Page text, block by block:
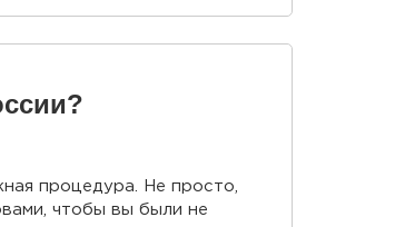
процедура. Не просто,
чтобы вы были не